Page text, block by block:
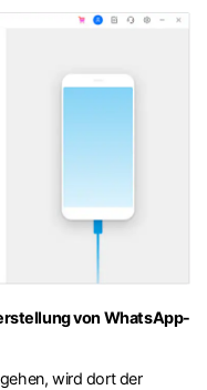
von WhatsApp-
wird dort der